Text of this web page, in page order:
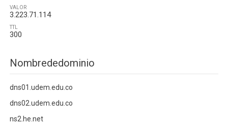
VALOR
3.223.71.114
TTL
300
Nombrededominio
dns01.udem.edu.co
dns02.udem.edu.co
ns2.he.net